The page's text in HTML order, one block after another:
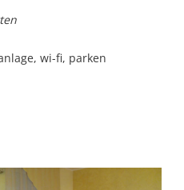
wi-fi, parken